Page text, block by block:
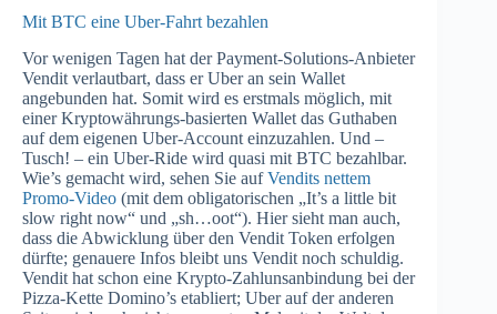
Mit BTC eine Uber-Fahrt bezahlen
Vor wenigen Tagen hat der Payment-Solutions-Anbieter
Vendit verlautbart, dass er Uber an sein Wallet
angebunden hat. Somit wird es erstmals möglich, mit
einer Kryptowährungs-basierten Wallet das Guthaben
auf dem eigenen Uber-Account einzuzahlen. Und –
Tusch! – ein Uber-Ride wird quasi mit BTC bezahlbar.
Wie’s gemacht wird, sehen Sie aufVendits nettem
Promo-Video (mit dem obligatorischen „It’s a little bit
slow right now“ und „sh…oot“). Hier sieht man auch,
dass die Abwicklung über den Vendit Token erfolgen
dürfte; genauere Infos bleibt uns Vendit noch schuldig.
Vendit hat schon eine Krypto-Zahlunsanbindung bei der
Pizza-Kette Domino’s etabliert; Uber auf der anderen